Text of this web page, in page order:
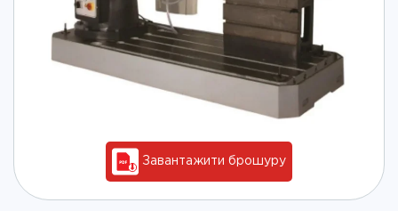
Завантажити брошуру